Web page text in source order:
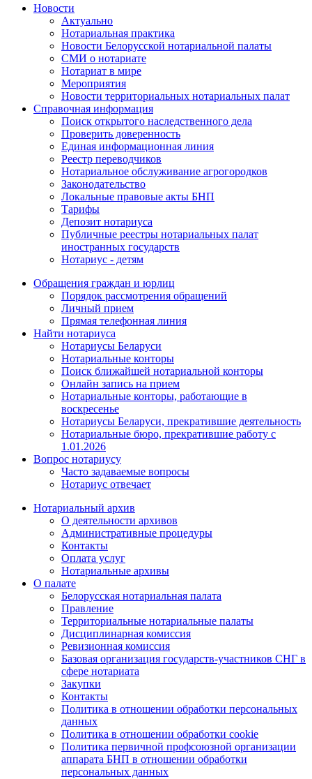
Новости
Актуально
Нотариальная практика
Новости Белорусской нотариальной палаты
СМИ о нотариате
Нотариат в мире
Мероприятия
Новости территориальных нотариальных палат
Справочная информация
Поиск открытого наследственного дела
Проверить доверенность
Единая информационная линия
Реестр переводчиков
Нотариальное обслуживание агрогородков
Законодательство
Локальные правовые акты БНП
Тарифы
Депозит нотариуса
Публичные реестры нотариальных палат
иностранных государств
Нотариус - детям
Обращения граждан и юрлиц
Порядок рассмотрения обращений
Личный прием
Прямая телефонная линия
Найти нотариуса
Нотариусы Беларуси
Нотариальные конторы
Поиск ближайшей нотариальной конторы
Онлайн запись на прием
Нотариальные конторы, работающие в
воскресенье
Нотариусы Беларуси, прекратившие деятельность
Нотариальные бюро, прекратившие работу с
1.01.2026
Вопрос нотариусу
Часто задаваемые вопросы
Нотариус отвечает
Нотариальный архив
О деятельности архивов
Административные процедуры
Контакты
Оплата услуг
Нотариальные архивы
О палате
Белорусская нотариальная палата
Правление
Территориальные нотариальные палаты
Дисциплинарная комиссия
Ревизионная комиссия
Базовая организация государств-участников СНГ в
сфере нотариата
Закупки
Контакты
Политика в отношении обработки персональных
данных
Политика в отношении обработки cookie
Политика первичной профсоюзной организации
аппарата БНП в отношении обработки
персональных данных